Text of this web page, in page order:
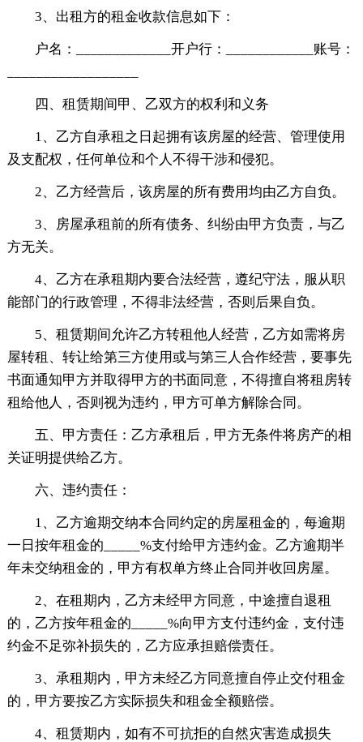
3、出租方的租金收款信息如下：
户名：_____________开户行：____________账号：
四、租赁期间甲、乙双方的权利和义务
1、乙方自承租之日起拥有该房屋的经营、管理使用
及支配权，任何单位和个人不得干涉和侵犯。
2、乙方经营后，该房屋的所有费用均由乙方自负。
3、房屋承租前的所有债务、纠纷由甲方负责，与乙
方无关。
4、乙方在承租期内要合法经营，遵纪守法，服从职
能部门的行政管理，不得非法经营，否则后果自负。
5、租赁期间允许乙方转租他人经营，乙方如需将房
屋转租、转让给第三方使用或与第三人合作经营，要事先
书面通知甲方并取得甲方的书面同意，不得擅自将租房转
租给他人，否则视为违约，甲方可单方解除合同。
五、甲方责任：乙方承租后，甲方无条件将房产的相
关证明提供给乙方。
六、违约责任：
1、乙方逾期交纳本合同约定的房屋租金的，每逾期
一日按年租金的_____%支付给甲方违约金。乙方逾期半
年未交纳租金的，甲方有权单方终止合同并收回房屋。
2、在租期内，乙方未经甲方同意，中途擅自退租
的，乙方按年租金的_____%向甲方支付违约金，支付违
约金不足弥补损失的，乙方应承担赔偿责任。
3、承租期内，甲方未经乙方同意擅自停止交付租金
的，甲方要按乙方实际损失和租金全额赔偿。
4、租赁期内，如有不可抗拒的自然灾害造成损失